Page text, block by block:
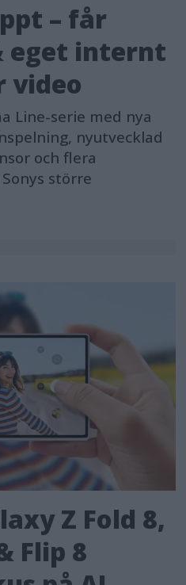
– får
eget internt
video
Line-serie med nya
nyutvecklad
och flera
större
Z Fold 8,
Flip 8